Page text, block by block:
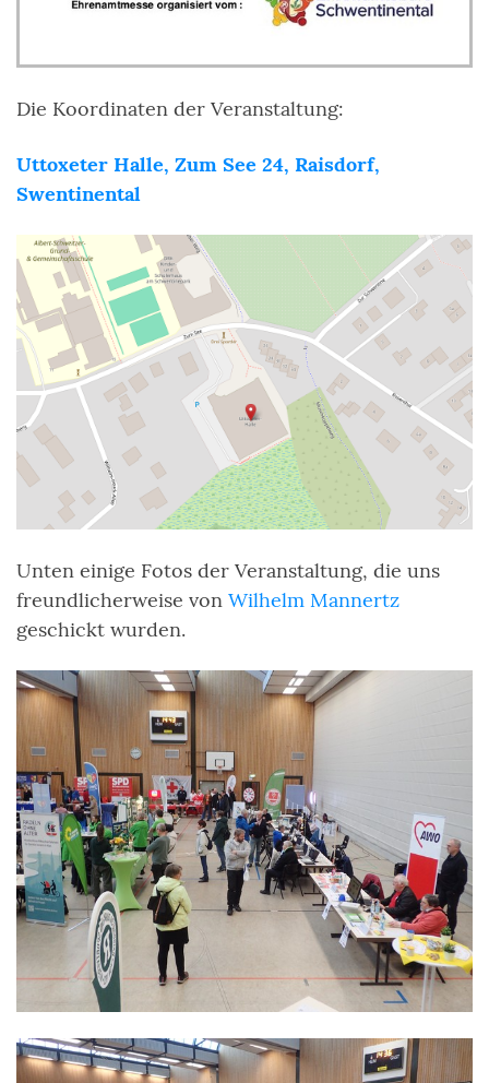
Die Koordinaten der Veranstaltung:
Uttoxeter Halle, Zum See 24, Raisdorf,
Swentinental
Unten einige Fotos der Veranstaltung, die uns
freundlicherweise von Wilhelm Mannertz
geschickt wurden.